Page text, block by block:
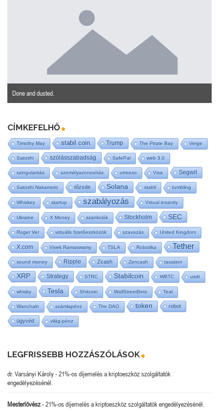
Done and dusted.
CÍMKEFELHŐ
Timothy May stabil coin Trump The Pirate Bay Verge
Satoshi szólásszabadság SafePal web 3.0
szingularitás személyazonosítás utreexo Visa Segwit
Satoshi Nakamoto tőzsde Solana stabil tumbling
Whiskey startup szabályozás Virtual insanity
Ukraine X Money szankciók Stockholm SEC
Roger Ver virtuális fizetőeszközök szavazás United Kingdom
X.com Vivek Ramaswamy TSLA Robotika Tether
sound money Ripple Zcash Zencash taxation
XRP Strategy STRC Stabilcoin WBTC usdt
whisky Tesla Shitcoin WallStreetBets Teal
Wanchain számlapénz The DAO token robot
ügyvéd világ-pénz
LEGFRISSEBB HOZZÁSZÓLÁSOK
dr. Varsányi Károly-21%-os díjemelés a kriptoeszköz szolgáltatók
engedélyezésénél.
Mesterlövész-21%-os díjemelés a kriptoeszköz szolgáltatók engedélyezésénél.